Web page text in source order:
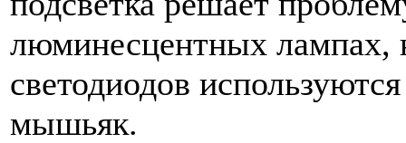
люминесцентных лампах,
светодиодов
мышьяк.